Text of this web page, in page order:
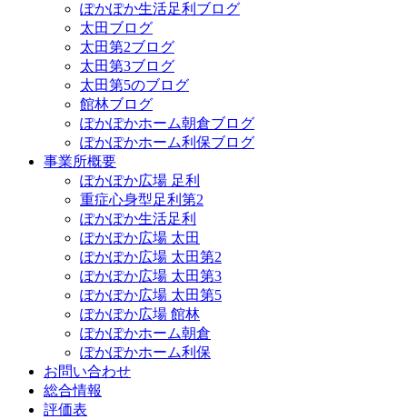
ぽかぽか生活足利ブログ
太田ブログ
太田第2ブログ
太田第3ブログ
太田第5のブログ
館林ブログ
ぽかぽかホーム朝倉ブログ
ぽかぽかホーム利保ブログ
事業所概要
ぽかぽか広場 足利
重症心身型足利第2
ぽかぽか生活足利
ぽかぽか広場 太田
ぽかぽか広場 太田第2
ぽかぽか広場 太田第3
ぽかぽか広場 太田第5
ぽかぽか広場 館林
ぽかぽかホーム朝倉
ぽかぽかホーム利保
お問い合わせ
総合情報
評価表